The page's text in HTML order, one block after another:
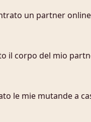
un partner
il corpo del mio
le mie mutande a